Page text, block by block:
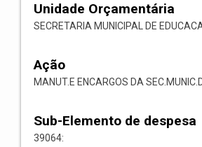
Unidade Orçamentária
SECRETARIA MUNICIPAL DE
Ação
MANUT.E ENCARGOS DA
Sub-Elemento de despesa
39064: